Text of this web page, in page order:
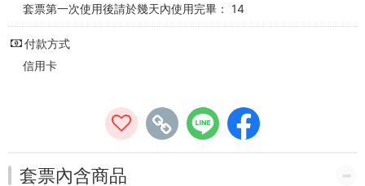
台
南
遊
套票第一次使用後請於幾天內使用完畢： 14
付款方式
信用卡
套票內含商品